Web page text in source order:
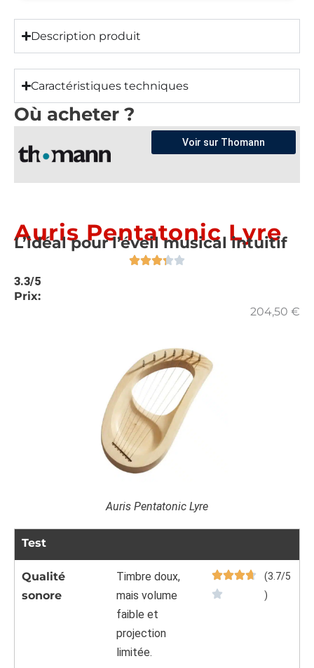
Description produit
Caractéristiques techniques
Où acheter ?
Voir sur Thomann
Auris Pentatonic Lyre
L’idéal pour l’éveil musical intuitif
3.3/5
Prix:
204,50 €
Auris Pentatonic Lyre
Test
Qualité
sonore
Timbre doux,
mais volume
faible et
projection
limitée.
(3.7/5
)